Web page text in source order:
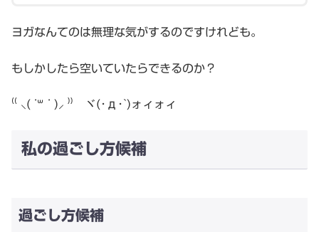
ヨガなんてのは無理な気がするのですけれども。
もしかしたら空いていたらできるのか？
⁽⁽ ⸜( ˙꒳ ˙ )⸝ ⁾⁾ ヾ(･д･`)ォィォィ
私の過ごし方候補
過ごし方候補